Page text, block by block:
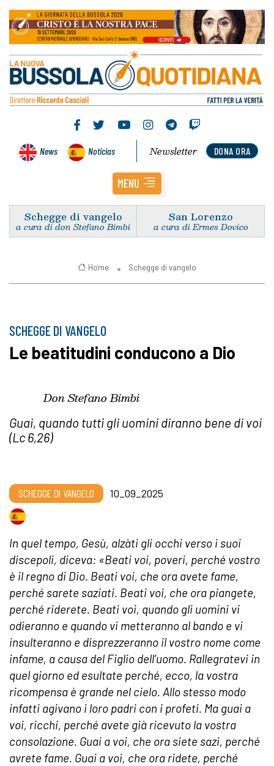
News Noticias DONA ORA
Newsletter
MENU
Schegge di vangelo
a cura di don Stefano Bimbi
San Lorenzo
a cura di Ermes Dovico
Home Schegge di vangelo
SCHEGGE DI VANGELO
Le beatitudini conducono a Dio
Don Stefano Bimbi
Guai, quando tutti gli uomini diranno bene di voi
(Lc 6,26)
SCHEGGE DI VANGELO 10_09_2025
In quel tempo, Gesù, alzàti gli occhi verso i suoi
discepoli, diceva: «Beati voi, poveri, perché vostro
è il regno di Dio. Beati voi, che ora avete fame,
perché sarete saziati. Beati voi, che ora piangete,
perché riderete. Beati voi, quando gli uomini vi
odieranno e quando vi metteranno al bando e vi
insulteranno e disprezzeranno il vostro nome come
infame, a causa del Figlio dell’uomo. Rallegratevi in
quel giorno ed esultate perché, ecco, la vostra
ricompensa è grande nel cielo. Allo stesso modo
infatti agivano i loro padri con i profeti. Ma guai a
voi, ricchi, perché avete già ricevuto la vostra
consolazione. Guai a voi, che ora siete sazi, perché
avrete fame. Guai a voi, che ora ridete, perché